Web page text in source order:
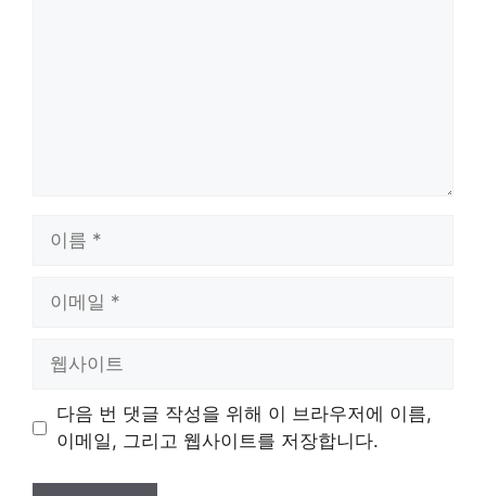
트
다음 번 댓글 작성을 위해 이 브라우저에 이름,
이메일, 그리고 웹사이트를 저장합니다.